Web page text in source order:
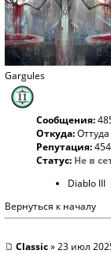
Gargules
Сообщения:
Откуда:Оттуда
Репутация:454
Статус: Не в
Diablo III
Вернуться к началу
Classic» 23 июл